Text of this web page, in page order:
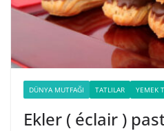
DÜNYA MUTFAĞI TATLILAR YEMEK
Ekler ( éclair )